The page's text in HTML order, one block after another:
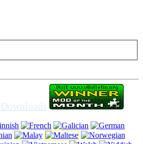
li inti taqbel għall-użu tiegħu.
Downloads